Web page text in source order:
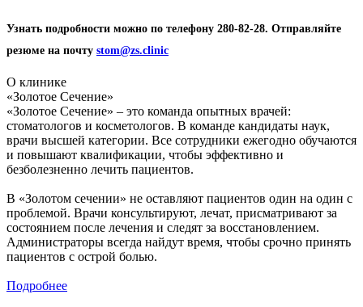
Узнать подробности можно по телефону 280-82-28. Отправляйте
резюме на почту stom@zs.clinic
О клинике
«Золотое Сечение»
«Золотое Сечение» – это команда опытных врачей:
стоматологов и косметологов. В команде кандидаты наук,
врачи высшей категории. Все сотрудники ежегодно обучаются
и повышают квалификации, чтобы эффективно и
безболезненно лечить пациентов.
В «Золотом сечении» не оставляют пациентов один на один с
проблемой. Врачи консультируют, лечат, присматривают за
состоянием после лечения и следят за восстановлением.
Администраторы всегда найдут время, чтобы срочно принять
пациентов с острой болью.
Подробнее